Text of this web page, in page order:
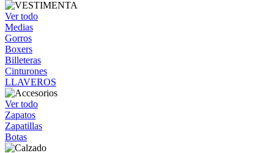
Ver todo
Medias
Gorros
Boxers
Billeteras
Cinturones
LLAVEROS
Ver todo
Zapatos
Zapatillas
Botas